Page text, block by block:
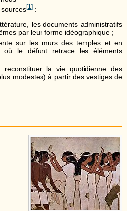
[1] :
les documents administratifs
par leur forme idéographique ;
sur les murs des temples et en
où le défunt retrace les éléments
la vie quotidienne des
modestes) à partir des vestiges de